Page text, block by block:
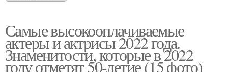
Самые высокооплачиваемые
актеры и актрисы 2022 года.
Знаменитости, которые в 2022
году отметят 50-летие (15 фото)